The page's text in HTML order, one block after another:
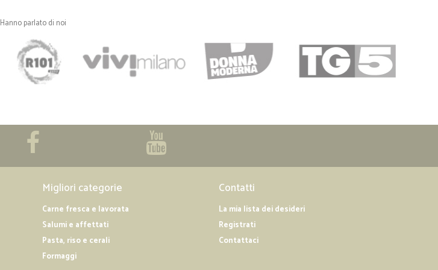
Ottima aziende precisa e veloce nella…
Ottima aziende precisa e veloce nella consegna, da consigliare per acquisti online.
Hanno parlato di noi
Migliori categorie
Carne fresca e lavorata
Salumi e affettati
Pasta, riso e cerali
Formaggi
Contatti
La mia lista dei desideri
Registrati
Contattaci